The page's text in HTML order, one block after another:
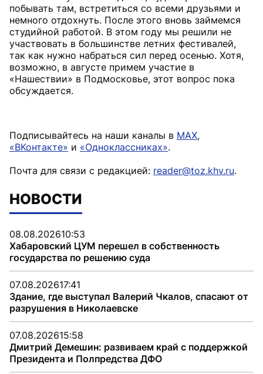
побывать там, встретиться со всеми друзьями и
немного отдохнуть. После этого вновь займемся
студийной работой. В этом году мы решили не
участвовать в большинстве летних фестивалей,
так как нужно набраться сил перед осенью. Хотя,
возможно, в августе примем участие в
«Нашествии» в Подмосковье, этот вопрос пока
обсуждается.
Подписывайтесь на наши каналы в MAX,
«ВКонтакте» и «Одноклассниках».
Почта для связи с редакцией: reader@toz.khv.ru.
НОВОСТИ
08.08.202610:53
Хабаровский ЦУМ перешел в собственность
государства по решению суда
07.08.202617:41
Здание, где выступал Валерий Чкалов, спасают от
разрушения в Николаевске
07.08.202615:58
Дмитрий Демешин: развиваем край с поддержкой
Президента и Полпредства ДФО